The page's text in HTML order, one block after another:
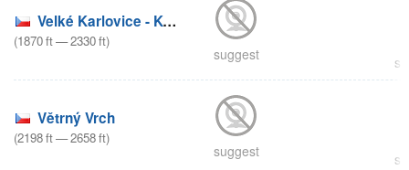
Velké Karlovice - Kyčerka
(1870ft—2330ft)
suggest
Větrný Vrch
(2198ft—2658ft)
suggest